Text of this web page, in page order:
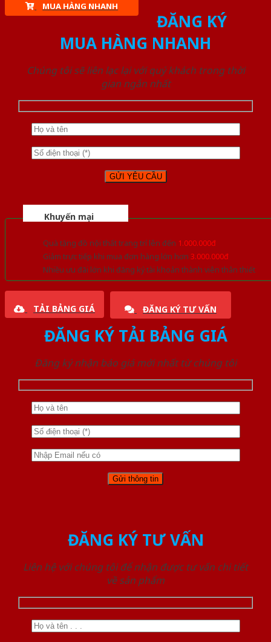
MUA HÀNG NHANH
ĐĂNG KÝ
MUA HÀNG NHANH
Chúng tôi sẽ liên lạc lại với quý khách trong thời
gian ngắn nhất
Khuyến mại
Quà tặng đồ nội thất trang trí lên đến 1.000.000đ
Giảm trực tiếp khi mua đơn hàng lớn hơn 3.000.000đ
Nhiều ưu đãi lớn khi đăng ký tài khoản thành viên thân thiết
TẢI BẢNG GIÁ ĐĂNG KÝ TƯ VẤN
ĐĂNG KÝ TẢI BẢNG GIÁ
Đăng ký nhận báo giá mới nhất từ chúng tôi
ĐĂNG KÝ TƯ VẤN
Liên hệ với chúng tôi để nhận được tư vấn chi tiết
về sản phẩm